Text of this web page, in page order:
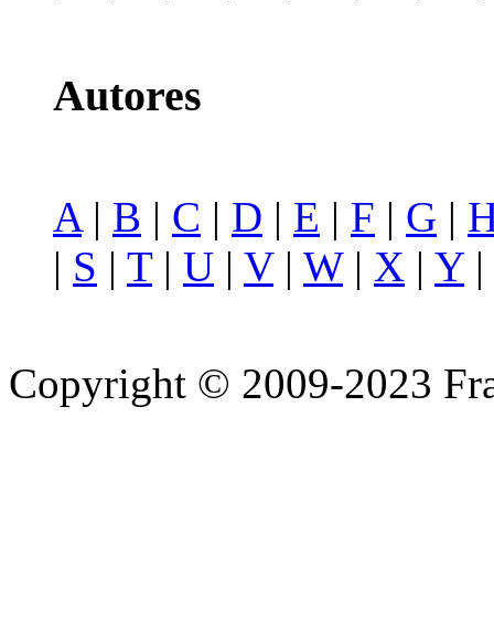
Autores
A| B | C | D | E | F | G |
| S | T| U | V| W| X | Y|
Copyright © 2009-2023